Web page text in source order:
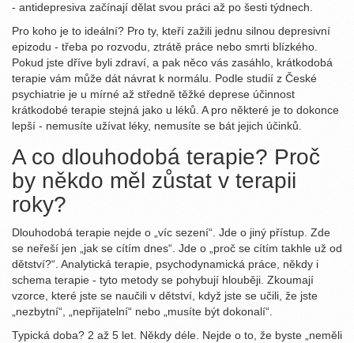
- antidepresiva začínají dělat svou práci až po šesti týdnech.
Pro koho je to ideální? Pro ty, kteří zažili jednu silnou depresivní
epizodu - třeba po rozvodu, ztrátě práce nebo smrti blízkého.
Pokud jste dříve byli zdraví, a pak něco vás zasáhlo, krátkodobá
terapie vám může dát návrat k normálu. Podle studií z České
psychiatrie je u mírné až středně těžké deprese účinnost
krátkodobé terapie stejná jako u léků. A pro některé je to dokonce
lepší - nemusíte užívat léky, nemusíte se bát jejich účinků.
A co dlouhodobá terapie? Proč
by někdo měl zůstat v terapii
roky?
Dlouhodobá terapie nejde o „víc sezení“. Jde o jiný přístup. Zde
se neřeší jen „jak se cítím dnes“. Jde o „proč se cítím takhle už od
dětství?“. Analytická terapie, psychodynamická práce, někdy i
schema terapie - tyto metody se pohybují hlouběji. Zkoumají
vzorce, které jste se naučili v dětství, když jste se učili, že jste
„nezbytní“, „nepřijatelní“ nebo „musíte být dokonalí“.
Typická doba? 2 až 5 let. Někdy déle. Nejde o to, že byste „neměli